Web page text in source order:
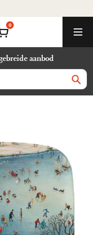
Winkelmand
0
aanbod